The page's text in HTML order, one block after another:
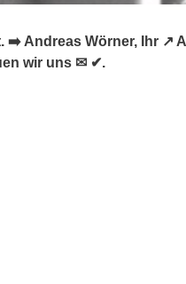
➡️ Andreas Wörner, Ihr ↗️
wir uns ✉ ✔.